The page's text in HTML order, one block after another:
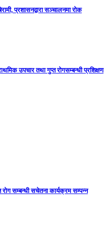
प्रशासनद्वारा सञ्चालनमा रोक
उपचार तथा गुप्त रोगसम्बन्धी प्रशिक्षण
सम्बन्धी सचेतना कार्यक्रम सम्पन्न